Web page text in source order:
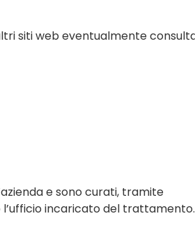
siti web eventualmente
e sono curati, tramite
l’ufficio incaricato del trattamento.